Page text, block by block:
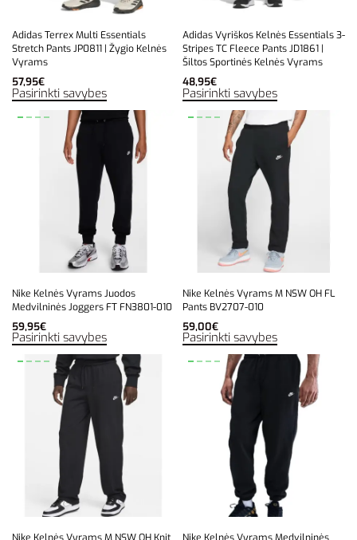
Adidas Terrex Multi Essentials
Stretch Pants JP0811 | Žygio Kelnės
Vyrams
57,95€
Pasirinkti savybes
Adidas Vyriškos Kelnės Essentials 3-
Stripes TC Fleece Pants JD1861 |
Šiltos Sportinės Kelnės Vyrams
48,95€
Pasirinkti savybes
Nike Kelnės Vyrams Juodos
Medvilninės Joggers FT FN3801-010
59,95€
Pasirinkti savybes
Nike Kelnės Vyrams M NSW OH FL
Pants BV2707-010
59,00€
Pasirinkti savybes